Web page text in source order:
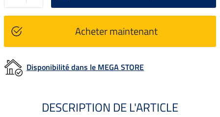
Acheter maintenant
Disponibilité dans le MEGA STORE
DESCRIPTION DE L'ARTICLE